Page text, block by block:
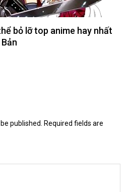
bỏ lỡ top anime hay nhất
published.
Required fields are